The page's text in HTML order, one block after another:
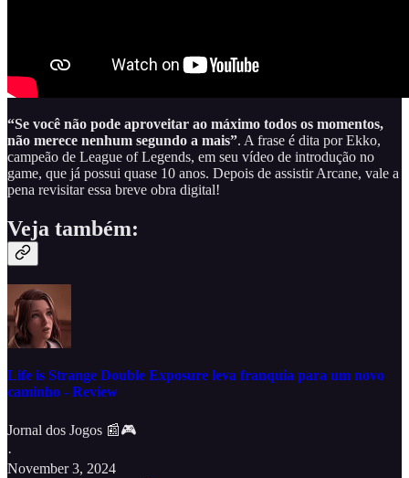
“Se você não pode aproveitar ao máximo todos os momentos,
não merece nenhum segundo a mais”. A frase é dita por Ekko,
campeão de League of Legends, em seu vídeo de introdução no
game, que já possui quase 10 anos. Depois de assistir Arcane, vale a
pena revisitar essa breve obra digital!
Veja também:
Life is Strange Double Exposure leva franquia para um novo
caminho - Review
Jornal dos Jogos 📰🎮
·
November 3, 2024